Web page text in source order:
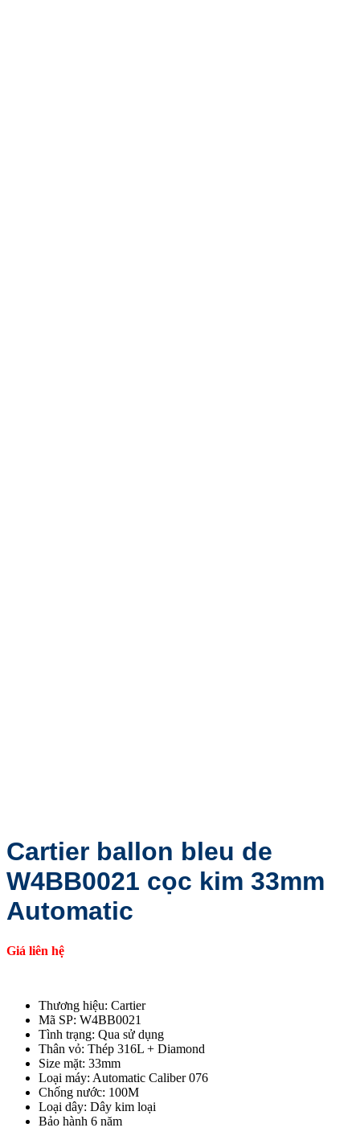
Cartier ballon bleu de
W4BB0021 cọc kim 33mm
Automatic
Giá liên hệ
Thương hiệu: Cartier
Mã SP: W4BB0021
Tình trạng: Qua sử dụng
Thân vỏ: Thép 316L + Diamond
Size mặt: 33mm
Loại máy: Automatic Caliber 076
Chống nước: 100M
Loại dây: Dây kim loại
Bảo hành 6 năm